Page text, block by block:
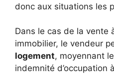
donc aux situations les
Dans le cas de la vente
immobilier, le vendeur
logement, moyennant
indemnité d’occupation